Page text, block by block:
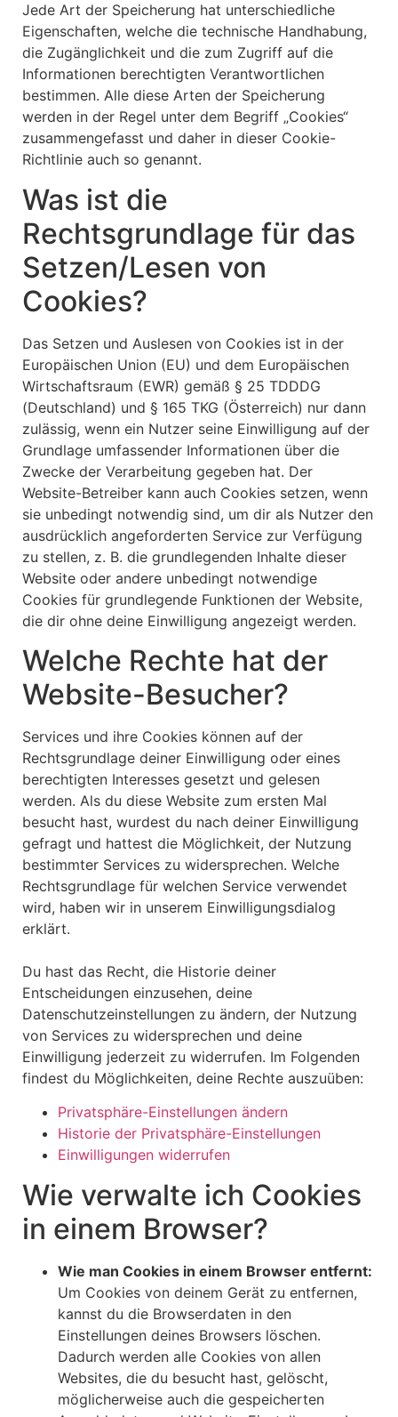
Jede Art der Speicherung hat unterschiedliche
Eigenschaften, welche die technische Handhabung,
die Zugänglichkeit und die zum Zugriff auf die
Informationen berechtigten Verantwortlichen
bestimmen. Alle diese Arten der Speicherung
werden in der Regel unter dem Begriff „Cookies“
zusammengefasst und daher in dieser Cookie-
Richtlinie auch so genannt.
Was ist die
Rechtsgrundlage für das
Setzen/Lesen von
Cookies?
Das Setzen und Auslesen von Cookies ist in der
Europäischen Union (EU) und dem Europäischen
Wirtschaftsraum (EWR) gemäß § 25 TDDDG
(Deutschland) und § 165 TKG (Österreich) nur dann
zulässig, wenn ein Nutzer seine Einwilligung auf der
Grundlage umfassender Informationen über die
Zwecke der Verarbeitung gegeben hat. Der
Website-Betreiber kann auch Cookies setzen, wenn
sie unbedingt notwendig sind, um dir als Nutzer den
ausdrücklich angeforderten Service zur Verfügung
zu stellen, z. B. die grundlegenden Inhalte dieser
Website oder andere unbedingt notwendige
Cookies für grundlegende Funktionen der Website,
die dir ohne deine Einwilligung angezeigt werden.
Welche Rechte hat der
Website-Besucher?
Services und ihre Cookies können auf der
Rechtsgrundlage deiner Einwilligung oder eines
berechtigten Interesses gesetzt und gelesen
werden. Als du diese Website zum ersten Mal
besucht hast, wurdest du nach deiner Einwilligung
gefragt und hattest die Möglichkeit, der Nutzung
bestimmter Services zu widersprechen. Welche
Rechtsgrundlage für welchen Service verwendet
wird, haben wir in unserem Einwilligungsdialog
erklärt.
Du hast das Recht, die Historie deiner
Entscheidungen einzusehen, deine
Datenschutzeinstellungen zu ändern, der Nutzung
von Services zu widersprechen und deine
Einwilligung jederzeit zu widerrufen. Im Folgenden
findest du Möglichkeiten, deine Rechte auszuüben:
Privatsphäre-Einstellungen ändern
Historie der Privatsphäre-Einstellungen
Einwilligungen widerrufen
Wie verwalte ich Cookies
in einem Browser?
Wie man Cookies in einem Browser entfernt:
Um Cookies von deinem Gerät zu entfernen,
kannst du die Browserdaten in den
Einstellungen deines Browsers löschen.
Dadurch werden alle Cookies von allen
Websites, die du besucht hast, gelöscht,
möglicherweise auch die gespeicherten